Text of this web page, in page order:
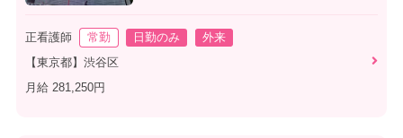
正看護師 常勤 日勤のみ
外来
【東京都】渋谷区
月給 281,250円